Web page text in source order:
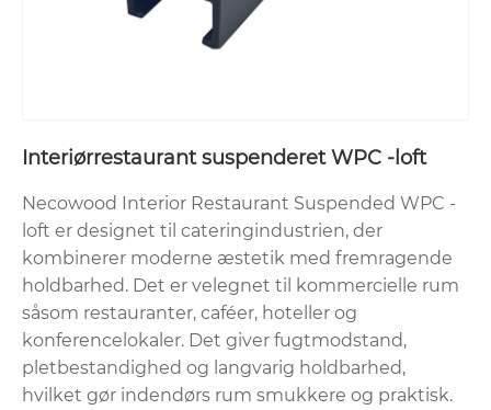
Interiørrestaurant suspenderet WPC -loft
Necowood Interior Restaurant Suspended WPC -
loft er designet til cateringindustrien, der
kombinerer moderne æstetik med fremragende
holdbarhed. Det er velegnet til kommercielle rum
såsom restauranter, caféer, hoteller og
konferencelokaler. Det giver fugtmodstand,
pletbestandighed og langvarig holdbarhed,
hvilket gør indendørs rum smukkere og praktisk.